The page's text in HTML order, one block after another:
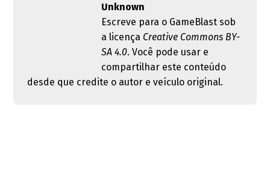
Unknown
Escreve para o GameBlast sob
a licença Creative Commons BY-
SA 4.0. Você pode usar e
compartilhar este conteúdo
desde que credite o autor e veículo original.